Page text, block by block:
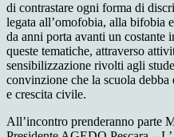
di contrastare ogni forma di
legata all’omofobia, alla bifobia
da anni porta avanti un costante
queste tematiche, attraverso
sensibilizzazione rivolti agli
convinzione che la scuola
e crescita civile.
All’incontro prenderanno parte